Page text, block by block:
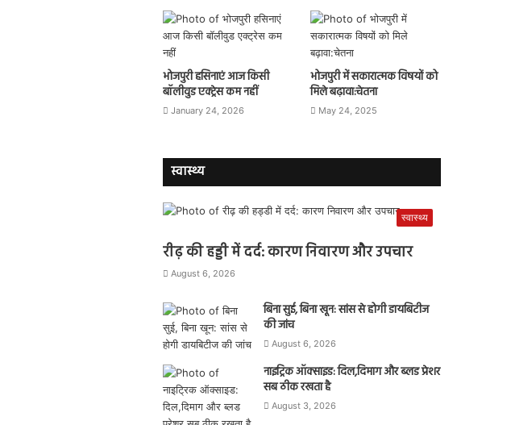
भोजपुरी हसिनाएं आज किसी
बॉलीवुड एक्ट्रेस कम नहीं
January 24, 2026
भोजपुरी में सकारात्मक विषयों को
मिले बढ़ावा:चेतना
May 24, 2025
स्वास्थ्य
स्वास्थ्य
रीढ़ की हड्डी में दर्द: कारण निवारण और उपचार
August 6, 2026
बिना सुई, बिना खून: सांस से होगी डायबिटीज
की जांच
August 6, 2026
नाइट्रिक ऑक्साइड: दिल,दिमाग और ब्लड प्रेशर
सब ठीक रखता है
August 3, 2026